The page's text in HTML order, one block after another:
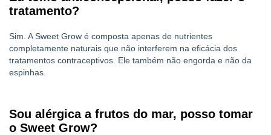
tratamento?
Sim. A Sweet Grow é composta apenas de nutrientes
completamente naturais que não interferem na eficácia dos
tratamentos contraceptivos. Ele também não engorda e não da
espinhas.
Sou alérgica a frutos do mar, posso tomar
o Sweet Grow?